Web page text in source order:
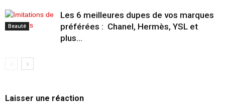
Beauté
Les 6 meilleures dupes de vos marques
préférées : Chanel, Hermès, YSL et
plus…
Laisser une réaction